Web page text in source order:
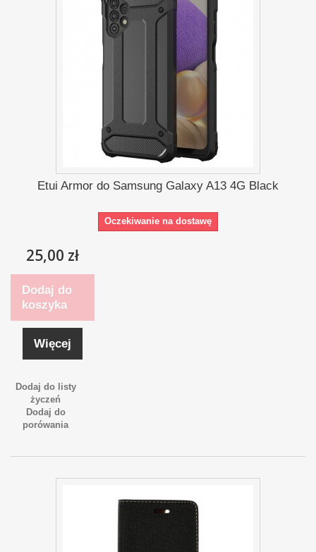
Etui Armor do Samsung Galaxy A13 4G Black
Oczekiwanie na dostawę
25,00 zł
Dodaj do
koszyka
Więcej
Dodaj do listy
życzeń
Dodaj do
porówania